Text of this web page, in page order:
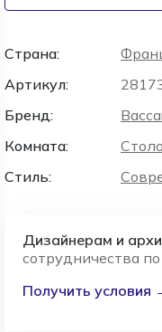
Страна:
Артикул:
Бренд:
Комната:
Стиль:
Дизайнерам и
сотрудничества
Получить условия